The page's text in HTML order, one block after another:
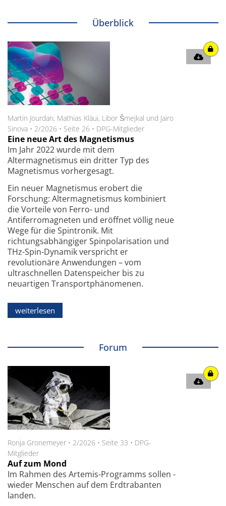
Überblick
Martin Jourdan, Mathias Kläui, Libor Šmejkal und Jairo
Sinova • 2/2026 • Seite 26 • DPG-Mitglieder
Eine neue Art des Magnetismus
Im Jahr 2022 wurde mit dem
Altermagnetismus ein dritter Typ des
Magnetismus vorhergesagt.
Ein neuer Magnetismus erobert die
Forschung: Altermagnetismus kombiniert
die Vorteile von Ferro- und
Antiferromagneten und eröffnet völlig neue
Wege für die Spintronik. Mit
richtungsabhängiger Spinpolarisation und
THz-Spin-Dynamik verspricht er
revolutionäre Anwendungen – vom
ultraschnellen Datenspeicher bis zu
neuartigen Transportphänomenen.
weiterlesen
Forum
Ronja Gronemeyer • 2/2026 • Seite 33 • DPG-
Mitglieder
Auf zum Mond
Im Rahmen des Artemis-Programms sollen­ ­
wieder ­Menschen auf dem Erdtrabanten
landen.